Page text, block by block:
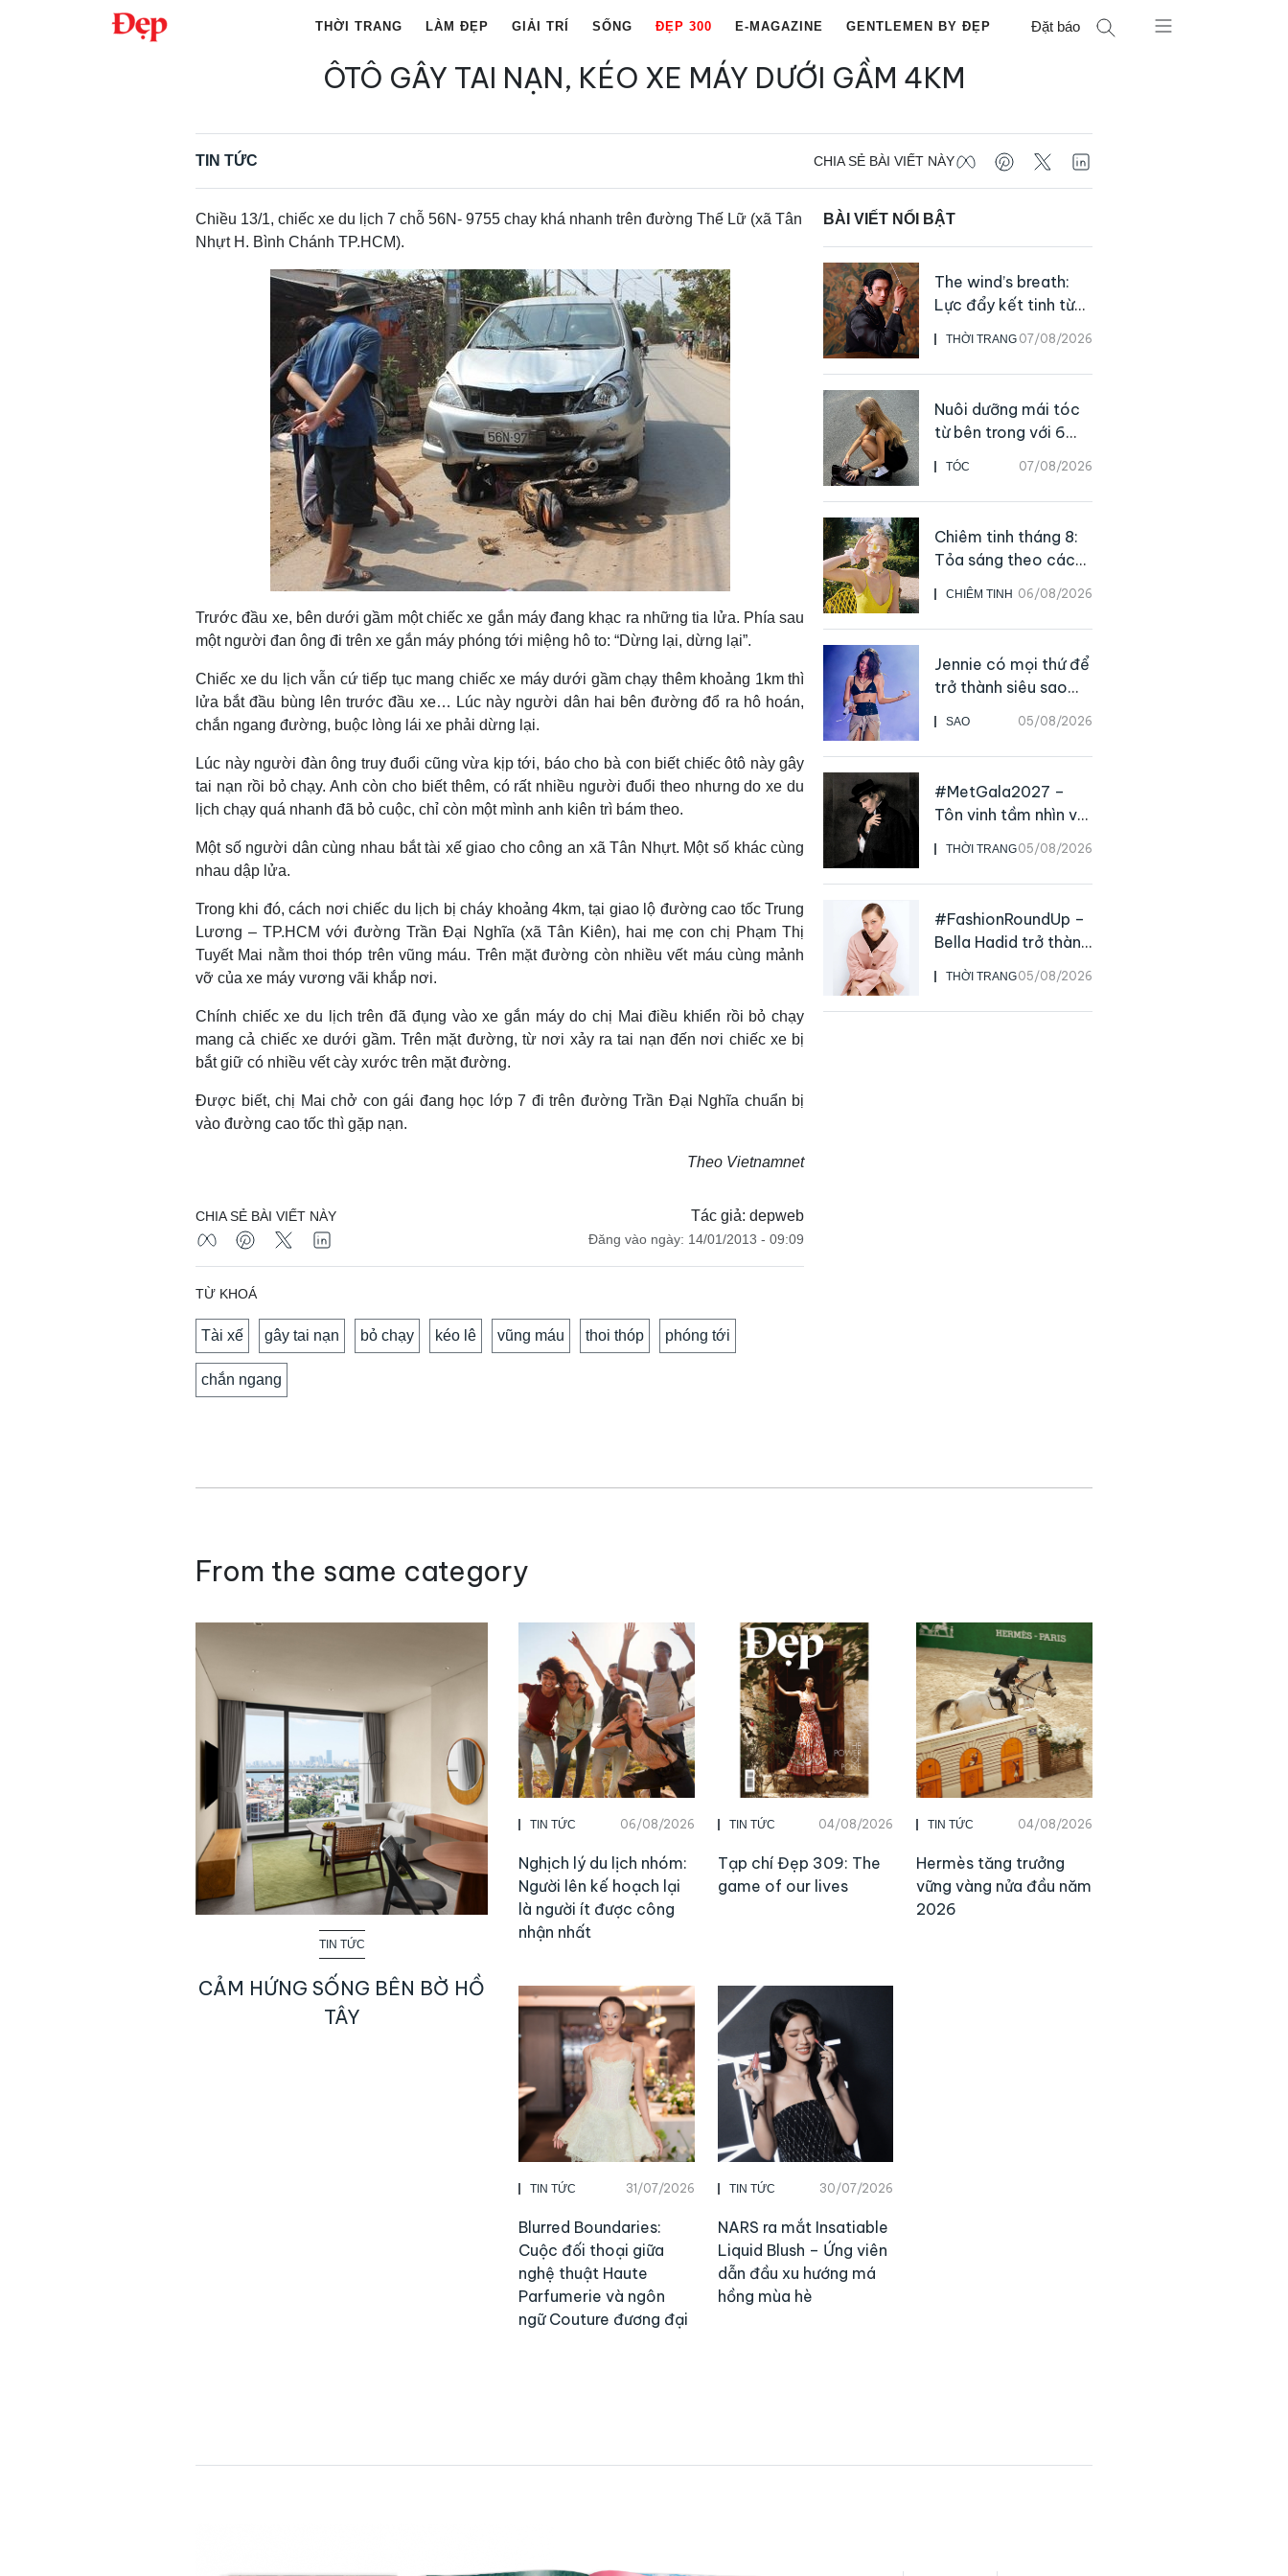
THỜI TRANG LÀM ĐẸP GIẢI TRÍ SỐNG ĐẸP 300 E-MAGAZINE GENTLEMEN BY ĐẸP Đặt báo
ÔTÔ GÂY TAI NẠN, KÉO XE MÁY DƯỚI GẦM 4KM
TIN TỨC CHIA SẺ BÀI VIẾT NÀY
Chiều 13/1, chiếc xe du lịch 7 chỗ 56N- 9755 chay khá nhanh trên đường Thế Lữ (xã Tân
Nhựt H. Bình Chánh TP.HCM).
Trước đầu xe, bên dưới gầm một chiếc xe gắn máy đang khạc ra những tia lửa. Phía sau
một người đan ông đi trên xe gắn máy phóng tới miệng hô to: “Dừng lại, dừng lại”.
Chiếc xe du lịch vẫn cứ tiếp tục mang chiếc xe máy dưới gầm chạy thêm khoảng 1km thì
lửa bắt đầu bùng lên trước đầu xe… Lúc này người dân hai bên đường đổ ra hô hoán,
chắn ngang đường, buộc lòng lái xe phải dừng lại.
Lúc này người đàn ông truy đuổi cũng vừa kịp tới, báo cho bà con biết chiếc ôtô này gây
tai nạn rồi bỏ chạy. Anh còn cho biết thêm, có rất nhiều người đuổi theo nhưng do xe du
lịch chạy quá nhanh đã bỏ cuộc, chỉ còn một mình anh kiên trì bám theo.
Một số người dân cùng nhau bắt tài xế giao cho công an xã Tân Nhựt. Một số khác cùng
nhau dập lửa.
Trong khi đó, cách nơi chiếc du lịch bị cháy khoảng 4km, tại giao lộ đường cao tốc Trung
Lương – TP.HCM với đường Trần Đại Nghĩa (xã Tân Kiên), hai mẹ con chị Phạm Thị
Tuyết Mai nằm thoi thóp trên vũng máu. Trên mặt đường còn nhiều vết máu cùng mảnh
vỡ của xe máy vương vãi khắp nơi.
Chính chiếc xe du lịch trên đã đụng vào xe gắn máy do chị Mai điều khiển rồi bỏ chạy
mang cả chiếc xe dưới gầm. Trên mặt đường, từ nơi xảy ra tai nạn đến nơi chiếc xe bị
bắt giữ có nhiều vết cày xước trên mặt đường.
Được biết, chị Mai chở con gái đang học lớp 7 đi trên đường Trần Đại Nghĩa chuẩn bị
vào đường cao tốc thì gặp nạn.
Theo Vietnamnet
Tác giả: depweb
Đăng vào ngày: 14/01/2013 - 09:09
CHIA SẺ BÀI VIẾT NÀY
TỪ KHOÁ
Tài xế gây tai nạn bỏ chạy kéo lê vũng máu thoi thóp phóng tới
chắn ngang
BÀI VIẾT NỔI BẬT
THỜI TRANG 07/08/2026
The wind’s breath:
Lực đẩy kết tinh từ
sự kiên định
TÓC 07/08/2026
Nuôi dưỡng mái tóc
từ bên trong với 6
thực phẩm giàu
dưỡng chất
CHIÊM TINH 06/08/2026
Chiêm tinh tháng 8:
Tỏa sáng theo cách
của chính mình
SAO 05/08/2026
Jennie có mọi thứ để
trở thành siêu sao
live
THỜI TRANG05/08/2026
#MetGala2027 –
Tôn vinh tầm nhìn và
sức ảnh hưởng sâu
rộng của NTK John
Galliano
THỜI TRANG05/08/2026
#FashionRoundUp –
Bella Hadid trở thành
Đại sứ Toàn cầu của
Prada Beauty,
CHANEL mua lại
From the same category
TIN TỨC
CẢM HỨNG SỐNG BÊN BỜ HỒ
TÂY
TIN TỨC 06/08/2026
Nghịch lý du lịch nhóm:
Người lên kế hoạch lại
là người ít được công
nhận nhất
TIN TỨC 04/08/2026
Tạp chí Đẹp 309: The
game of our lives
TIN TỨC 04/08/2026
Hermès tăng trưởng
vững vàng nửa đầu năm
2026
TIN TỨC 31/07/2026
Blurred Boundaries:
Cuộc đối thoại giữa
nghệ thuật Haute
Parfumerie và ngôn
ngữ Couture đương đại
TIN TỨC 30/07/2026
NARS ra mắt Insatiable
Liquid Blush – Ứng viên
dẫn đầu xu hướng má
hồng mùa hè